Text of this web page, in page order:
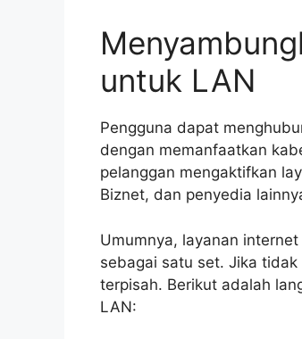
untuk LAN
Pengguna dapat
dengan memanfaatkan
pelanggan mengaktifkan
Biznet, dan penyedia
Umumnya, layanan
sebagai satu set. Jika
terpisah. Berikut adalah
LAN: